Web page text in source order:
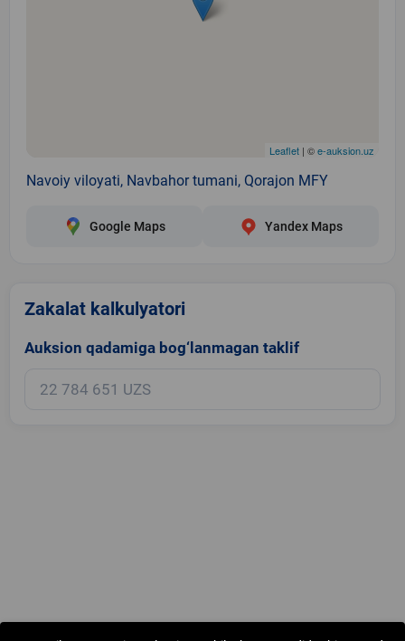
Leaflet | ©e-auksion.uz
Navoiy viloyati, Navbahor tumani, Qorajon MFY
Google Maps Yandex Maps
Zakalat kalkulyatori
Auksion qadamiga bog‘lanmagan taklif